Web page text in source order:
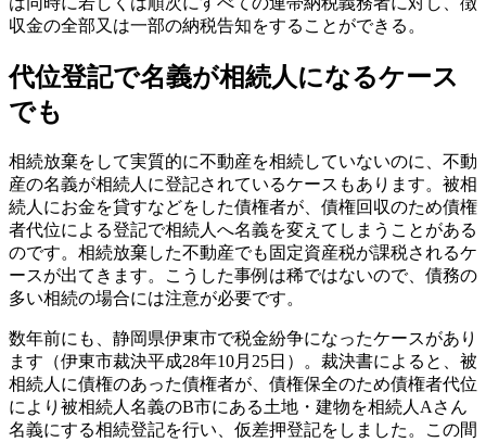
収金の全部又は一部の納税告知をすることができる。
代位登記で名義が相続人になるケース
でも
相続放棄をして実質的に不動産を相続していないのに、不動
産の名義が相続人に登記されているケースもあります。被相
続人にお金を貸すなどをした債権者が、債権回収のため債権
者代位による登記で相続人へ名義を変えてしまうことがある
のです。相続放棄した不動産でも固定資産税が課税されるケ
ースが出てきます。こうした事例は稀ではないので、債務の
多い相続の場合には注意が必要です。
数年前にも、静岡県伊東市で税金紛争になったケースがあり
ます（伊東市裁決平成28年10月25日）。裁決書によると、被
相続人に債権のあった債権者が、債権保全のため債権者代位
により被相続人名義のB市にある土地・建物を相続人Aさん
名義にする相続登記を行い、仮差押登記をしました。この間